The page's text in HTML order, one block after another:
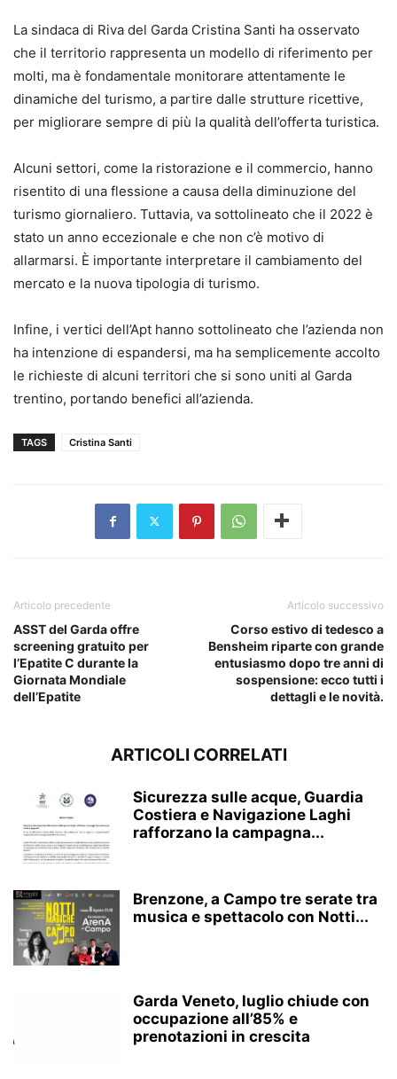
La sindaca di Riva del Garda Cristina Santi ha osservato
che il territorio rappresenta un modello di riferimento per
molti, ma è fondamentale monitorare attentamente le
dinamiche del turismo, a partire dalle strutture ricettive,
per migliorare sempre di più la qualità dell’offerta turistica.
Alcuni settori, come la ristorazione e il commercio, hanno
risentito di una flessione a causa della diminuzione del
turismo giornaliero. Tuttavia, va sottolineato che il 2022 è
stato un anno eccezionale e che non c’è motivo di
allarmarsi. È importante interpretare il cambiamento del
mercato e la nuova tipologia di turismo.
Infine, i vertici dell’Apt hanno sottolineato che l’azienda non
ha intenzione di espandersi, ma ha semplicemente accolto
le richieste di alcuni territori che si sono uniti al Garda
trentino, portando benefici all’azienda.
TAGS Cristina Santi
Articolo precedente
ASST del Garda offre
screening gratuito per
l’Epatite C durante la
Giornata Mondiale
dell’Epatite
Articolo successivo
Corso estivo di tedesco a
Bensheim riparte con grande
entusiasmo dopo tre anni di
sospensione: ecco tutti i
dettagli e le novità.
ARTICOLI CORRELATI
Sicurezza sulle acque, Guardia
Costiera e Navigazione Laghi
rafforzano la campagna...
Brenzone, a Campo tre serate tra
musica e spettacolo con Notti...
Garda Veneto, luglio chiude con
occupazione all’85% e
prenotazioni in crescita